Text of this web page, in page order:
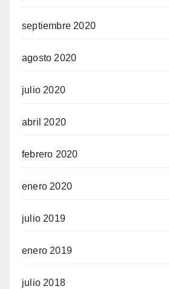
septiembre 2020
agosto 2020
julio 2020
abril 2020
febrero 2020
enero 2020
julio 2019
enero 2019
julio 2018